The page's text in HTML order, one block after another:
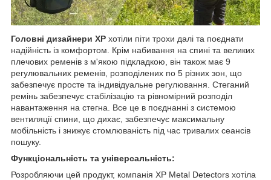
Головні дизайнери XP хотіли піти трохи далі та поєднати
надійність із комфортом. Крім набивання на спині та великих
плечових ременів з м'якою підкладкою, він також має 9
регулювальних ременів, розподілених по 5 різних зон, що
забезпечує просте та індивідуальне регулювання. Стеганий
ремінь забезпечує стабілізацію та рівномірний розподіл
навантаження на стегна. Все це в поєднанні з системою
вентиляції спини, що дихає, забезпечує максимальну
мобільність і знижує стомлюваність під час тривалих сеансів
пошуку.
Функціональність та універсальність:
Розробляючи цей продукт, компанія XP Metal Detectors хотіла